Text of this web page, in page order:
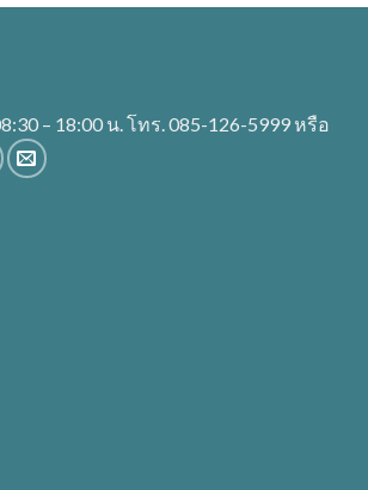
– 18:00 น. โทร. 085-126-5999 หรือ